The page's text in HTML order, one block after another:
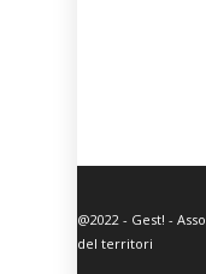
@2022 - Gest! -
del territori